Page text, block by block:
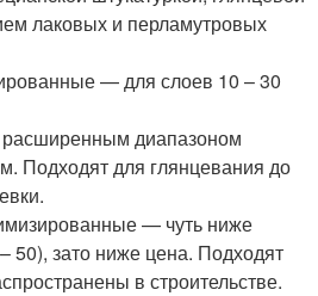
лаковых и перламутровых
— для слоев 10 – 30
диапазоном
Подходят для глянцевания до
— чуть ниже
50), зато ниже цена. Подходят
в строительстве.